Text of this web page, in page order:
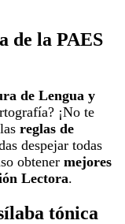
de la PAES
de Lengua y
¡No te
reglas de
despejar todas
obtener mejores
Lectora.
tónica